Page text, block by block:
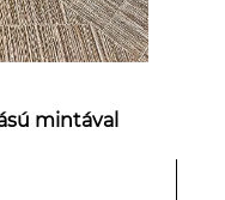
mintával